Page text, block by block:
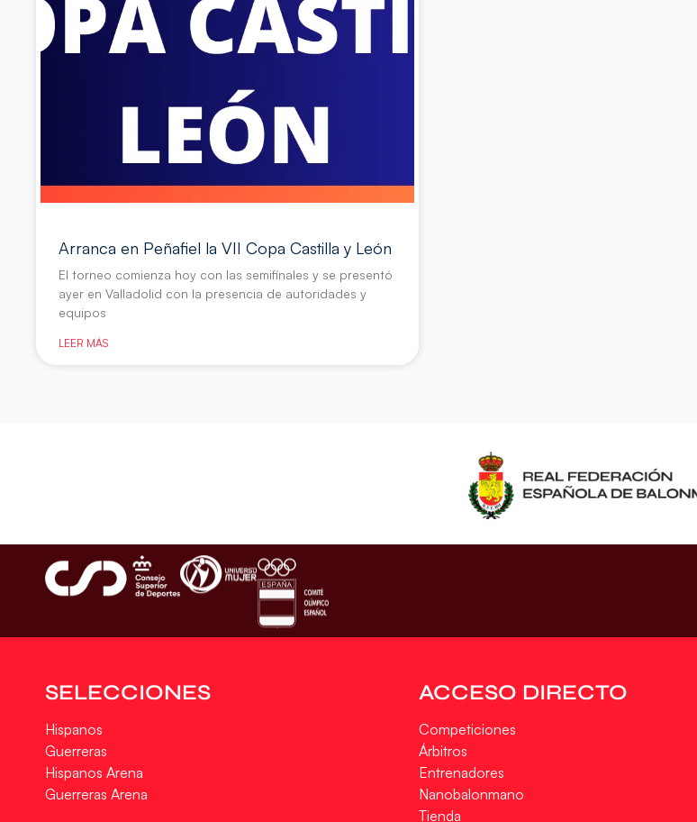
Arranca en Peñafiel la VII Copa Castilla y León
El torneo comienza hoy con las semifinales y se presentó
ayer en Valladolid con la presencia de autoridades y
equipos
LEER MÁS
SELECCIONES
Hispanos
Guerreras
Hispanos Arena
Guerreras Arena
ACCESO DIRECTO
Competiciones
Árbitros
Entrenadores
Nanobalonmano
Tienda